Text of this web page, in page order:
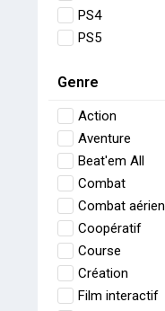
PS4
PS5
Genre
Action
Aventure
Beat'em All
Combat
Combat aérien
Coopératif
Course
Création
Film interactif